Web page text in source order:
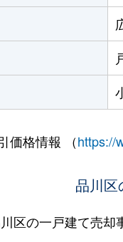
価格情報 （https://
品川区
区の一戸建て売却